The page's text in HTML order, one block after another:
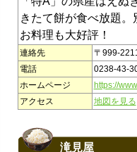
きたて餅が食べ放題
お料理も大好評！
連絡先
〒999-
電話
0238-43-
ホームページ
https://
アクセス
地図を見る
滝見屋